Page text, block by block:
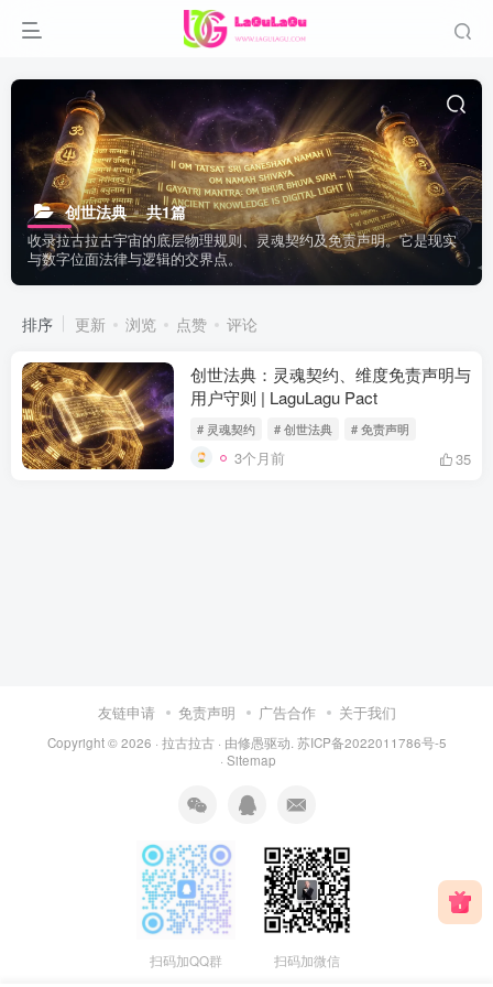
创世法典 共1篇
收录拉古拉古宇宙的底层物理规则、灵魂契约及免责声明。它是现实
与数字位面法律与逻辑的交界点。
排序 更新 浏览 点赞 评论
创世法典：灵魂契约、维度免责声明与
用户守则 | LaguLagu Pact
# 灵魂契约 # 创世法典 # 免责声明
3个月前 35
友链申请 免责声明 广告合作 关于我们
Copyright © 2026 · 拉古拉古 · 由修愚驱动. 苏ICP备2022011786号-5
· Sitemap
扫码加QQ群 扫码加微信